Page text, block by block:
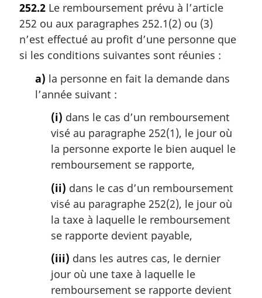
t
e
m
a
252.2 Le remboursement prévu à l’article
252 ou aux paragraphes 252.1(2) ou (3)
n’est effectué au profit d’une personne que
si les conditions suivantes sont réunies :
a) la personne en fait la demande dans
l’année suivant :
(i) dans le cas d’un remboursement
visé au paragraphe 252(1), le jour où
la personne exporte le bien auquel le
remboursement se rapporte,
(ii) dans le cas d’un remboursement
visé au paragraphe 252(2), le jour où
la taxe à laquelle le remboursement
se rapporte devient payable,
(iii) dans les autres cas, le dernier
jour où une taxe à laquelle le
remboursement se rapporte devient